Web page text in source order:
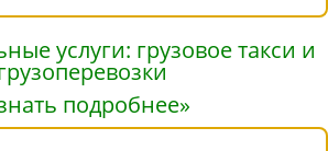
подробнее»